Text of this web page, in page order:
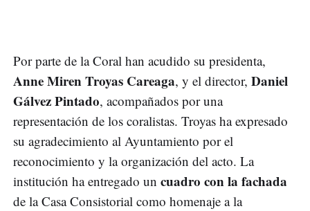
Por parte de la Coral han acudido su presidenta,
Anne Miren Troyas Careaga, y el director, Daniel
Gálvez Pintado, acompañados por una
representación de los coralistas. Troyas ha expresado
su agradecimiento al Ayuntamiento por el
reconocimiento y la organización del acto. La
institución ha entregado un cuadro con la fachada
de la Casa Consistorial como homenaje a la